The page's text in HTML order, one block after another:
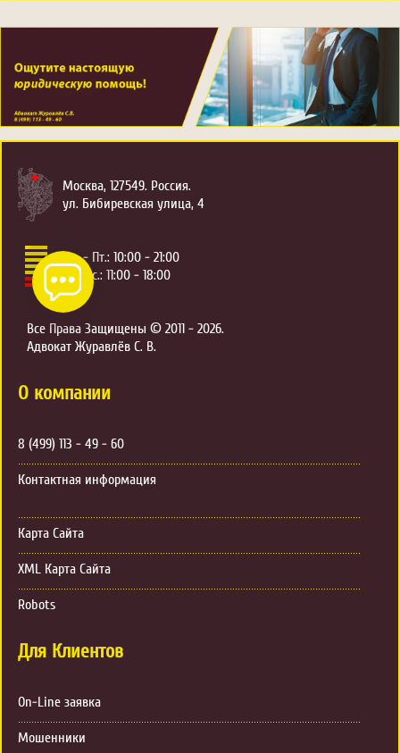
Москва, 127549. Россия.
ул. Бибиревская улица, 4
Пн. - Пт.: 10:00 - 21:00
Сб., Вс.: 11:00 - 18:00
Все Права Защищены © 2011 - 2026.
Адвокат Журавлёв С. В.
О компании
8 (499) 113 - 49 - 60
Контактная информация
Карта Сайта
XML Карта Сайта
Robots
Для Клиентов
On-Line заявка
Мошенники